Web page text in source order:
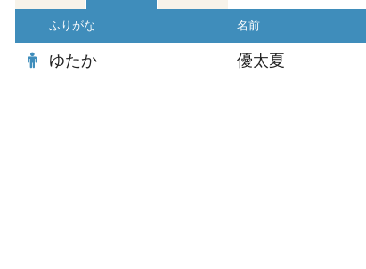
ふりがな 名前
ゆたか 優太夏